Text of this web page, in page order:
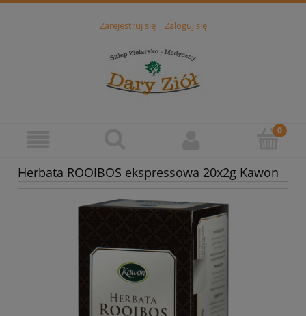
Zarejestruj się Zaloguj się
Herbata ROOIBOS ekspressowa 20x2g Kawon